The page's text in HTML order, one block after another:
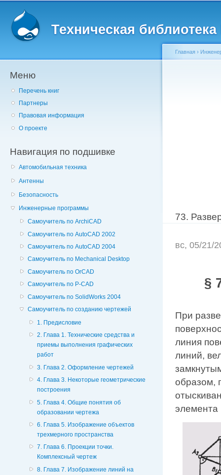
Техническая
Меню
Перечень книг
Партнеры
Правовая информация
О проекте
Навигация по подшивке
Автомобильная техника
Антенны
Безопасность
Инженерные программы
Самоучитель по ArchiCAD
Самоучитель по AutoCAD 2002
Самоучитель по AutoCAD 2004
Самоучитель по Mechanical Desktop
Самоучитель по OrCAD
Самоучитель по P-CAD
Самоучитель по SolidWorks 2004
Самоучитель по созданию чертежей
1. Предисловие
2. Глава 1. Технические средства и
приемы выполнения графических
работ
3. Глава 2. Оформление чертежей
4. Глава 3. Некоторые геометрические
построения
5. Глава 4. Общие понятия об
образовании чертежа
6. Глава 5. Изображение объектов
трехмерного пространства
7. Глава 6. Проекции точки.
Комплексный чертеж
8. Глава 7. Изображение линий на
Главная ›
73.
вс, 05/21/
§
При
линия
линий,
образом,
элемента